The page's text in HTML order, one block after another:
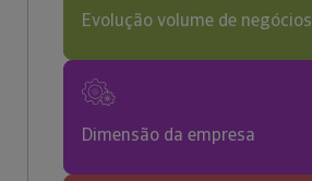
Evolução volume de negócios
Dimensão da empresa